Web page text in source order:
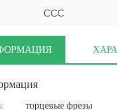
CCC
торцевые фрезы